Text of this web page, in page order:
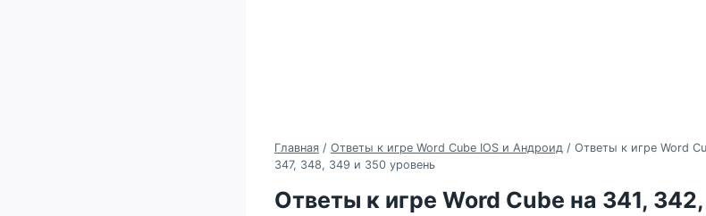
Главная / Ответы к игре Word Cube IOS и Андроид / Ответы к игре Word
347, 348, 349 и 350 уровень
Ответы к игре Word Cube на 341,